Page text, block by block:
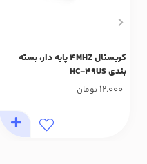
کریستال 4MHZ پایه دار، بسته
بندی HC-49US
12,000 تومان